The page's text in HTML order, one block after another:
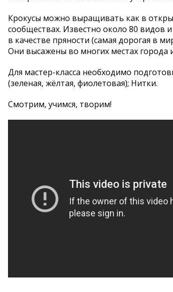
Крокусы можно выращивать как в
сообществах. Известно около 80 видов
в качестве пряности (самая дорогая в
Они высажены во многих местах города
Для мастер-класса необходимо
(зеленая, жёлтая, фиолетовая); Нитки.
Смотрим, учимся, творим!